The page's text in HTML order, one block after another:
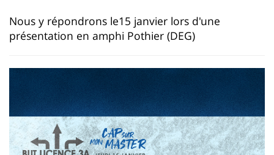
Contenu
de
page
principale
Nous y répondrons le15 janvier lors d'une
présentation en amphi Pothier (DEG)